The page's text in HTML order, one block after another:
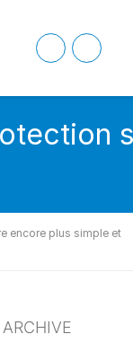
encore plus simple et
ARCHIVE